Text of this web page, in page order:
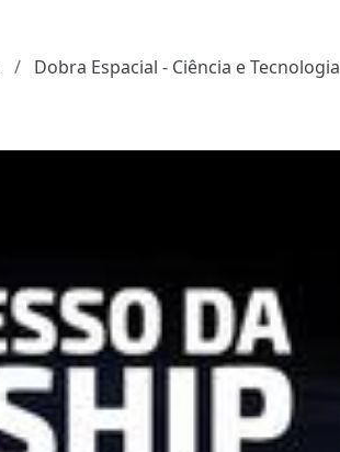
Dobra Espacial - Ciência e Tecnologia